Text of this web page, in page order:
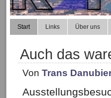
Start Links Über uns
Auch das
Von Trans